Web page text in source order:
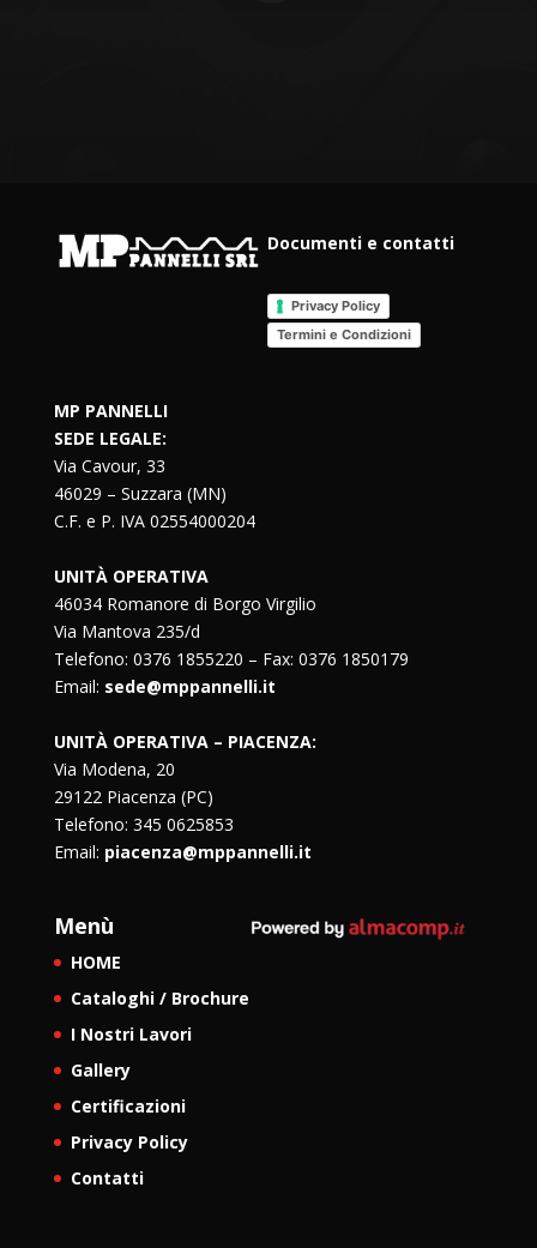
Documenti e contatti
Privacy Policy
Termini e Condizioni
MP PANNELLI
SEDE LEGALE:
Via Cavour, 33
46029 – Suzzara (MN)
C.F. e P. IVA 02554000204
UNITÀ OPERATIVA
46034 Romanore di Borgo Virgilio
Via Mantova 235/d
Telefono: 0376 1855220 – Fax: 0376 1850179
Email: sede@mppannelli.it
UNITÀ OPERATIVA – PIACENZA:
Via Modena, 20
29122 Piacenza (PC)
Telefono: 345 0625853
Email: piacenza@mppannelli.it
Menù
HOME
Cataloghi / Brochure
I Nostri Lavori
Gallery
Certificazioni
Privacy Policy
Contatti